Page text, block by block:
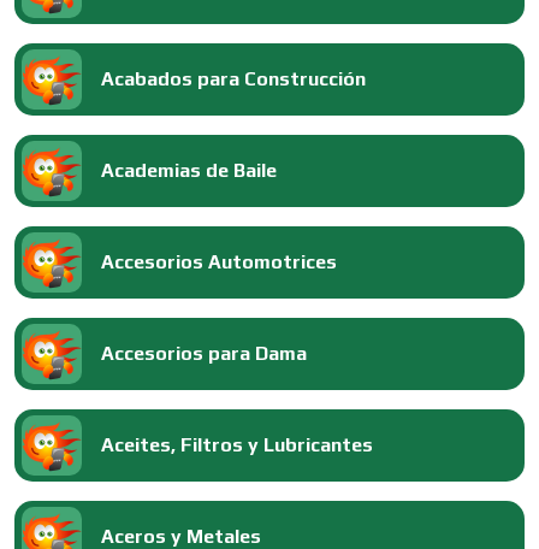
Acabados para Construcción
Academias de Baile
Accesorios Automotrices
Accesorios para Dama
Aceites, Filtros y Lubricantes
Aceros y Metales